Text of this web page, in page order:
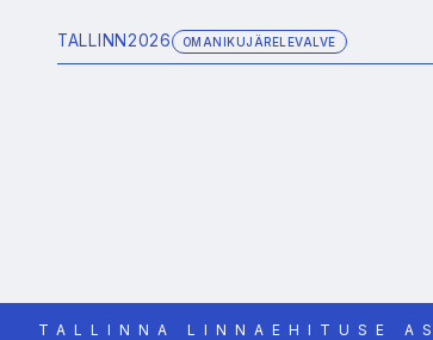
TALLINN2026 OMANIKUJÄRELEVALVE
TALLINNA LINNAEHITUSE AS